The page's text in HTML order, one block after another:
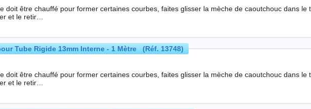
doit être chauffé pour former certaines courbes, faites glisser la mèche de caoutchouc dans le
et le retir…
Tube Rigide 13mm Interne - 1 Mètre (Réf. 13748)
doit être chauffé pour former certaines courbes, faites glisser la mèche de caoutchouc dans le
et le retir…